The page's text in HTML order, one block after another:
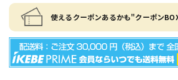
使えるクーポンあるかも"クーポン